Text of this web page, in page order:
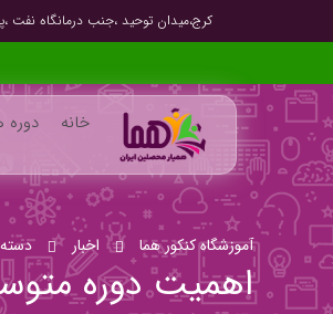
کرج،میدان توحید ،جنب درمانگاه نفت ،پلاک
خانه دوره
آموزشگاه کنکور هما اخبار
اهمیت دوره